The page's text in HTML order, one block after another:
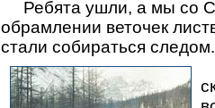
Ребята ушли, а мы со
обрамлении веточек
стали собираться следом.